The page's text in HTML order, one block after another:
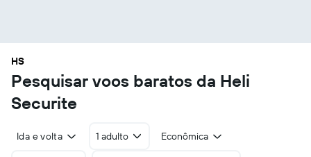
HS
Pesquisar voos baratos da Heli
Securite
Ida e volta 1 adulto Econômica